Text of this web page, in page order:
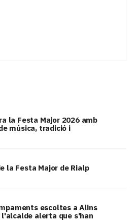
la Festa Major 2026 amb
música, tradició i
la Festa Major de Rialp
escoltes a Alins
alerta que s'han